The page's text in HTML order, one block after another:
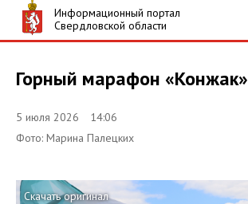
Информационный портал
Свердловской области
Горный марафон «Конжак»
5 июля 2026 14:06
Фото: Марина Палецких
Скачать оригинал